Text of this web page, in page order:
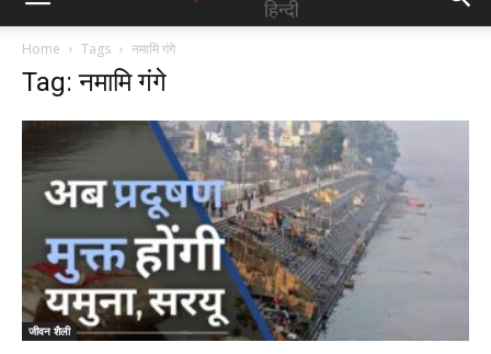
Home Tags नमामि गंगे
Tag: नमामि गंगे
जीवन शैली